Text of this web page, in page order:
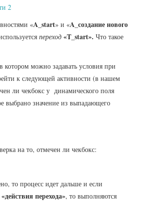
«A_start» и «A_создание нового
переход «T_start».Что такое
котором можно задавать условия при
к следующей активности (в нашем
ли чекбокс у динамического поля
выбрано значение из выпадающего
на то, отмечен ли чекбокс:
то процесс идет дальше и если
«действия перехода», то выполняются